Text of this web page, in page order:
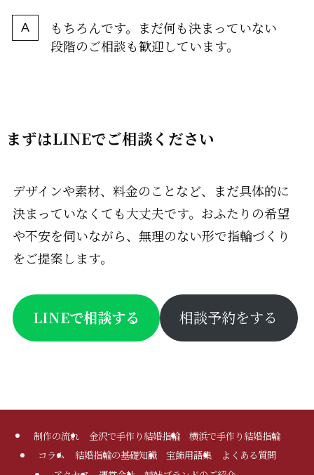
もちろんです。まだ何も決まっていない
段階のご相談も歓迎しています。
まずはLINEでご相談ください
デザインや素材、料金のことなど、まだ具体的に
決まっていなくても大丈夫です。おふたりの希望
や不安を伺いながら、無理のない形で指輪づくり
をご提案します。
LINEで相談する 相談予約をする
制作の流れ 金沢で手作り結婚指輪
横浜で手作り結婚指輪
コラム
結婚指輪の基礎知識 宝飾用語集
よくある質問